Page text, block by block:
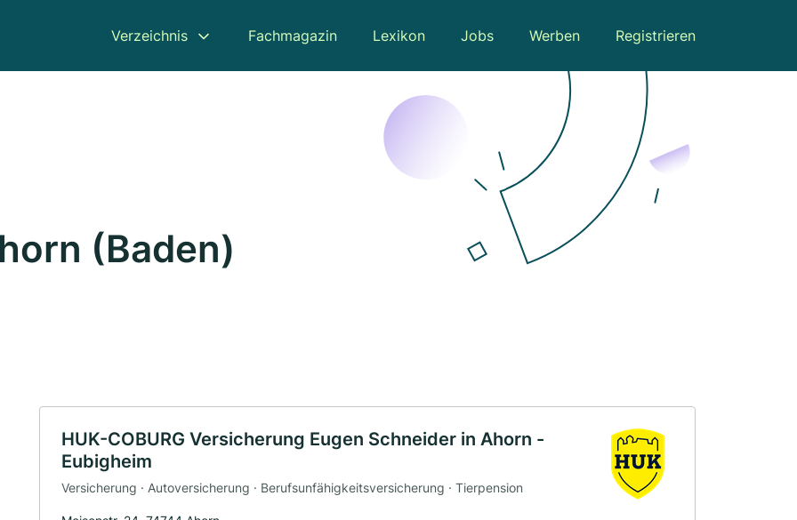
Verzeichnis Fachmagazin Lexikon Jobs Werben Registrieren
(Baden)
HUK-COBURG Versicherung Eugen Schneider in Ahorn -
Eubigheim
Versicherung · Autoversicherung · Berufsunfähigkeitsversicherung · Tierpension